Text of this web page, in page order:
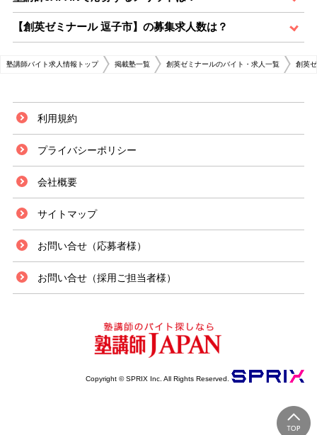
【創英ゼミナール 逗子市】の募集求人数は？
塾講師バイト求人情報トップ 掲載塾一覧 創英ゼミナールのバイト・求人一覧 創英
利用規約
プライバシーポリシー
会社概要
サイトマップ
お問い合せ（応募者様）
お問い合せ（採用ご担当者様）
Copyright © SPRIX Inc. All Rights Reserved.